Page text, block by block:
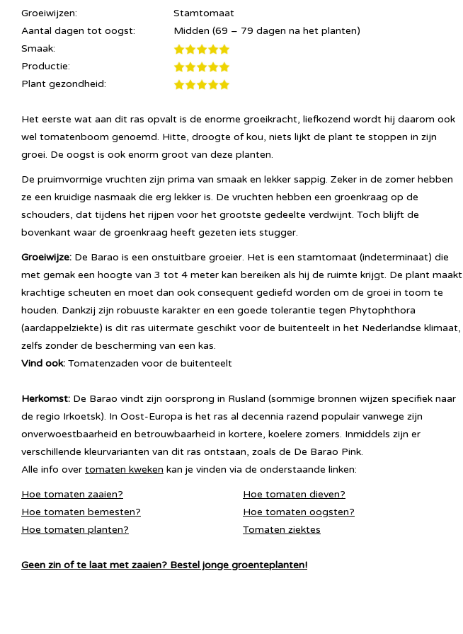
Groeiwijzen:
Stamtomaat
Aantal dagen tot oogst:
Midden (69 – 79 dagen na het planten)
Smaak:
Productie:
Plant gezondheid:
Het eerste wat aan dit ras opvalt is de enorme groeikracht, liefkozend wordt hij daarom ook
wel tomatenboom genoemd. Hitte, droogte of kou, niets lijkt de plant te stoppen in zijn
groei. De oogst is ook enorm groot van deze planten.
De pruimvormige vruchten zijn prima van smaak en lekker sappig. Zeker in de zomer hebben
ze een kruidige nasmaak die erg lekker is. De vruchten hebben een groenkraag op de
schouders, dat tijdens het rijpen voor het grootste gedeelte verdwijnt. Toch blijft de
bovenkant waar de groenkraag heeft gezeten iets stugger.
Groeiwijze: De Barao is een onstuitbare groeier. Het is een stamtomaat (indeterminaat) die
met gemak een hoogte van 3 tot 4 meter kan bereiken als hij de ruimte krijgt. De plant maakt
krachtige scheuten en moet dan ook consequent gediefd worden om de groei in toom te
houden. Dankzij zijn robuuste karakter en een goede tolerantie tegen Phytophthora
(aardappelziekte) is dit ras uitermate geschikt voor de buitenteelt in het Nederlandse klimaat,
zelfs zonder de bescherming van een kas.
Vind ook: Tomatenzaden voor de buitenteelt
Herkomst: De Barao vindt zijn oorsprong in Rusland (sommige bronnen wijzen specifiek naar
de regio Irkoetsk). In Oost-Europa is het ras al decennia razend populair vanwege zijn
onverwoestbaarheid en betrouwbaarheid in kortere, koelere zomers. Inmiddels zijn er
verschillende kleurvarianten van dit ras ontstaan, zoals de De Barao Pink.
Alle info over tomaten kweken kan je vinden via de onderstaande linken:
Hoe tomaten zaaien?
Hoe tomaten dieven?
Hoe tomaten bemesten?
Hoe tomaten oogsten?
Hoe tomaten planten?
Tomaten ziektes
Geen zin of te laat met zaaien? Bestel jonge groenteplanten!